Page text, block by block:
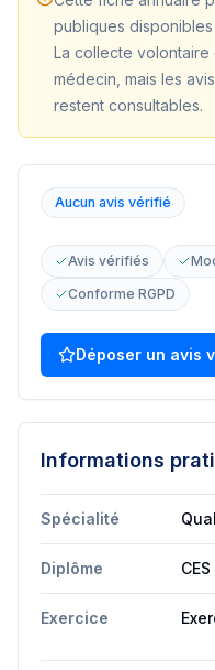
publiques
La collecte
médecin, mais les
restent consultables.
Aucun avis vérifié
Avis vérifiés
Conforme RGPD
Déposer un avis
Informations
Spécialité
Diplôme
Exercice